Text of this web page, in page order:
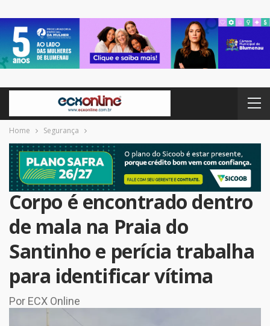
Home Segurança
Corpo é encontrado dentro
de mala na Praia do
Santinho e perícia trabalha
para identificar vítima
Por ECX Online